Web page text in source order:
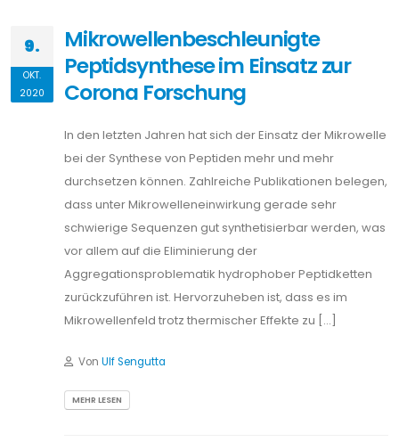
9.
OKT.
2020
Mikrowellenbeschleunigte
Peptidsynthese im Einsatz zur
Corona Forschung
In den letzten Jahren hat sich der Einsatz der Mikrowelle
bei der Synthese von Peptiden mehr und mehr
durchsetzen können. Zahlreiche Publikationen belegen,
dass unter Mikrowelleneinwirkung gerade sehr
schwierige Sequenzen gut synthetisierbar werden, was
vor allem auf die Eliminierung der
Aggregationsproblematik hydrophober Peptidketten
zurückzuführen ist. Hervorzuheben ist, dass es im
Mikrowellenfeld trotz thermischer Effekte zu […]
Von Ulf Sengutta
MEHR LESEN